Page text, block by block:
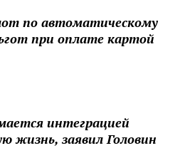
по автоматическому
при оплате картой
интеграцией
жизнь, заявил Головин